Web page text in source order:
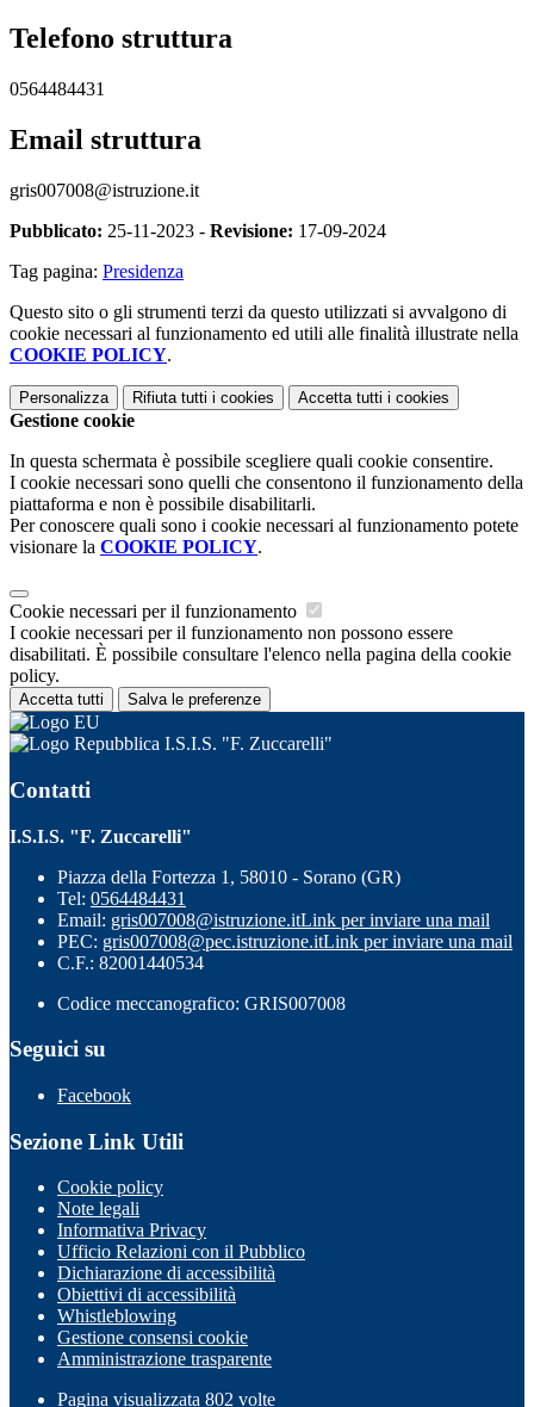
Telefono struttura
0564484431
Email struttura
gris007008@istruzione.it
Pubblicato: 25-11-2023 - Revisione: 17-09-2024
Tag pagina: Presidenza
Questo sito o gli strumenti terzi da questo utilizzati si avvalgono di
cookie necessari al funzionamento ed utili alle finalità illustrate nella
COOKIE POLICY.
Personalizza Rifiuta tutti i cookies Accetta tutti i cookies
Gestione cookie
In questa schermata è possibile scegliere quali cookie consentire.
I cookie necessari sono quelli che consentono il funzionamento della
piattaforma e non è possibile disabilitarli.
Per conoscere quali sono i cookie necessari al funzionamento potete
visionare la COOKIE POLICY.
Cookie necessari per il funzionamento
I cookie necessari per il funzionamento non possono essere
disabilitati. È possibile consultare l'elenco nella pagina della cookie
policy.
Accetta tutti Salva le preferenze
I.S.I.S. "F. Zuccarelli"
Contatti
I.S.I.S. "F. Zuccarelli"
Piazza della Fortezza 1, 58010 - Sorano (GR)
Tel: 0564484431
Email: gris007008@istruzione.itLink per inviare una mail
PEC: gris007008@pec.istruzione.itLink per inviare una mail
C.F.: 82001440534
Codice meccanografico: GRIS007008
Seguici su
Facebook
Sezione Link Utili
Cookie policy
Note legali
Informativa Privacy
Ufficio Relazioni con il Pubblico
Dichiarazione di accessibilità
Obiettivi di accessibilità
Whistleblowing
Gestione consensi cookie
Amministrazione trasparente
Pagina visualizzata 802 volte